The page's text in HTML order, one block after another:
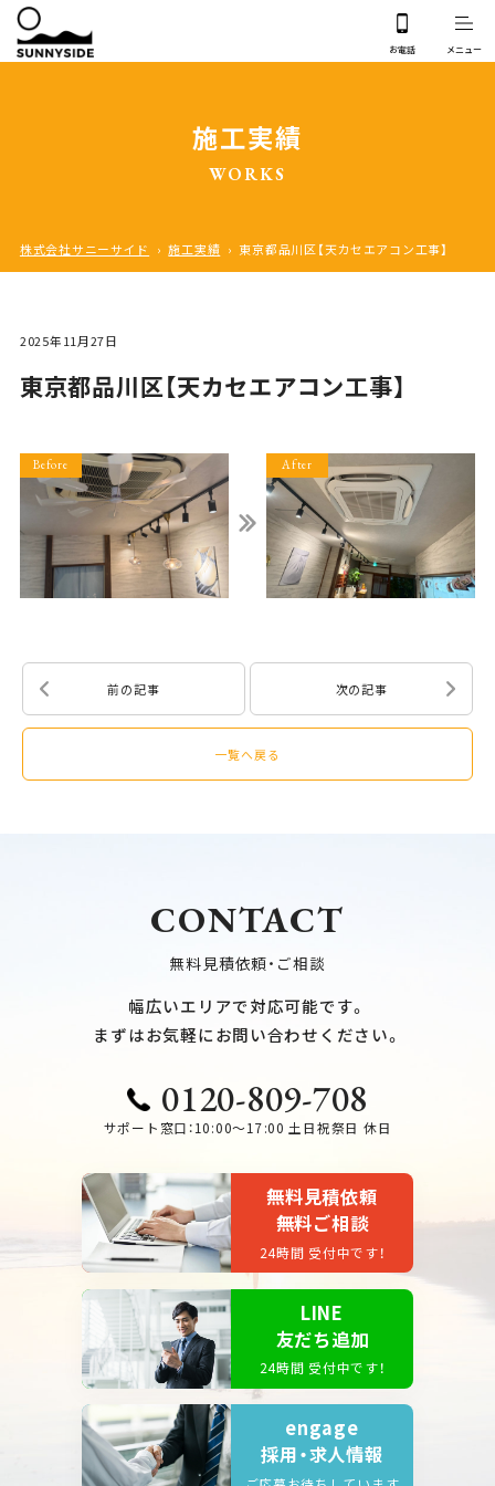
施工実績
WORKS
株式会社サニーサイド › 施工実績 › 東京都品川区【天カセエアコン工事】
2025年11月27日
東京都品川区【天カセエアコン工事】
前の記事 次の記事
一覧へ戻る
CONTACT
無料見積依頼・ご相談
幅広いエリアで対応可能です。
まずはお気軽にお問い合わせください。
0120-809-708
サポート窓口：10:00～17:00 土日祝祭日 休日
無料見積依頼
無料ご相談
24時間 受付中です！
LINE
友だち追加
24時間 受付中です！
engage
採用・求人情報